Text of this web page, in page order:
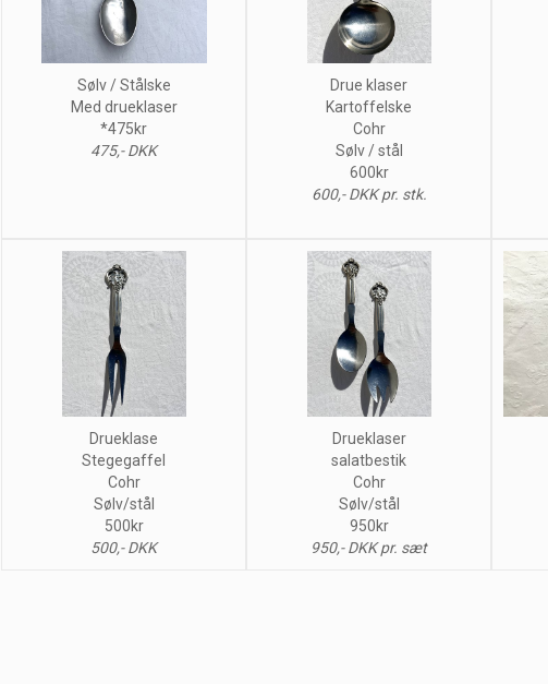
Sølv / Stålske
Med drueklaser
*475kr
475,- DKK
Drue klaser
Kartoffelske
Cohr
Sølv / stål
600kr
600,- DKK pr. stk.
Drueklase
Stegegaffel
Cohr
Sølv/stål
500kr
500,- DKK
Drueklaser
salatbestik
Cohr
Sølv/stål
950kr
950,- DKK pr. sæt